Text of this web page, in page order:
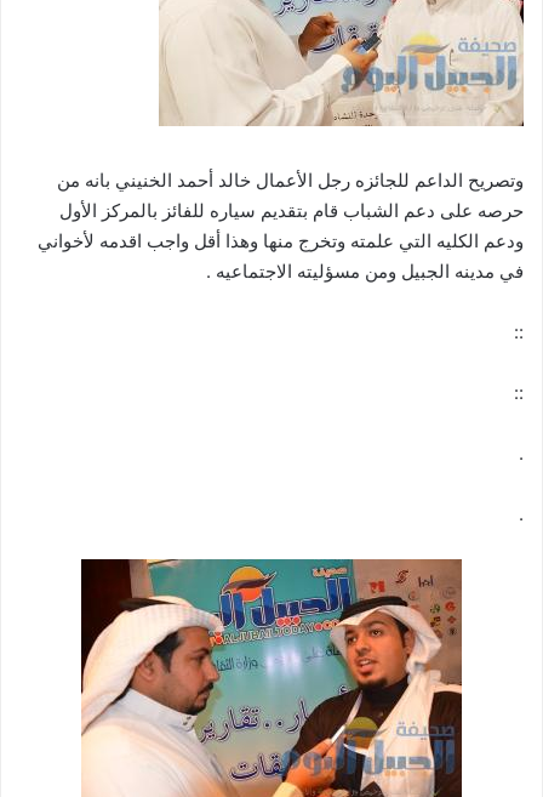
وتصريح الداعم للجائزه رجل الأعمال خالد أحمد الخنيني بانه من
حرصه على دعم الشباب قام بتقديم سياره للفائز بالمركز الأول
ودعم الكليه التي علمته وتخرج منها وهذا أقل واجب اقدمه لأخواني
في مدينه الجبيل ومن مسؤليته الاجتماعيه .
::
::
.
.